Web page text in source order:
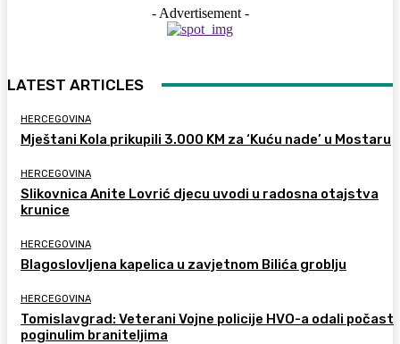
- Advertisement -
LATEST ARTICLES
HERCEGOVINA
Mještani Kola prikupili 3.000 KM za ‘Kuću nade’ u Mostaru
HERCEGOVINA
Slikovnica Anite Lovrić djecu uvodi u radosna otajstva
krunice
HERCEGOVINA
Blagoslovljena kapelica u zavjetnom Bilića groblju
HERCEGOVINA
Tomislavgrad: Veterani Vojne policije HVO-a odali počast
poginulim braniteljima